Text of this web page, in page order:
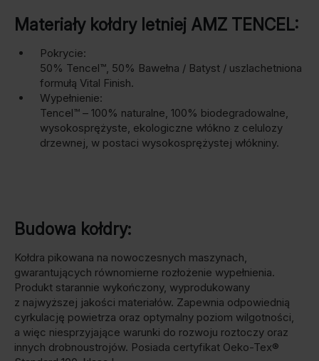
Materiały kołdry letniej AMZ TENCEL:
Pokrycie:
50% Tencel™, 50% Bawełna / Batyst / uszlachetniona
formułą Vital Finish.
Wypełnienie:
Tencel™ – 100% naturalne, 100% biodegradowalne,
wysokosprężyste, ekologiczne włókno z celulozy
drzewnej, w postaci wysokosprężystej włókniny.
Budowa kołdry:
Kołdra pikowana na nowoczesnych maszynach,
gwarantujących równomierne rozłożenie wypełnienia.
Produkt starannie wykończony, wyprodukowany
z najwyższej jakości materiałów. Zapewnia odpowiednią
cyrkulację powietrza oraz optymalny poziom wilgotności,
a więc niesprzyjające warunki do rozwoju roztoczy oraz
innych drobnoustrojów. Posiada certyfikat Oeko-Tex®